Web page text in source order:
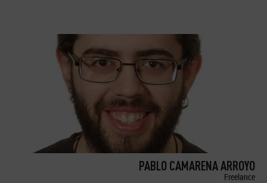
PABLO CAMARENA ARROYO
Freelance